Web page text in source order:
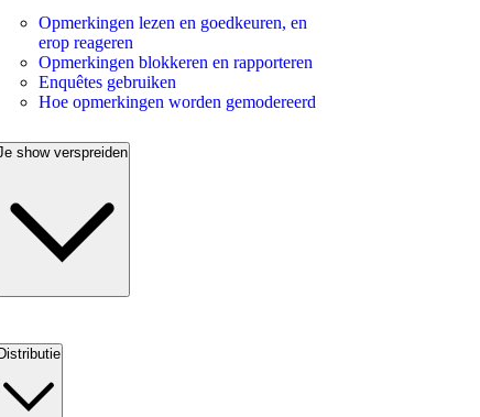
Opmerkingen lezen en goedkeuren, en
erop reageren
Opmerkingen blokkeren en rapporteren
Enquêtes gebruiken
Hoe opmerkingen worden gemodereerd
show verspreiden